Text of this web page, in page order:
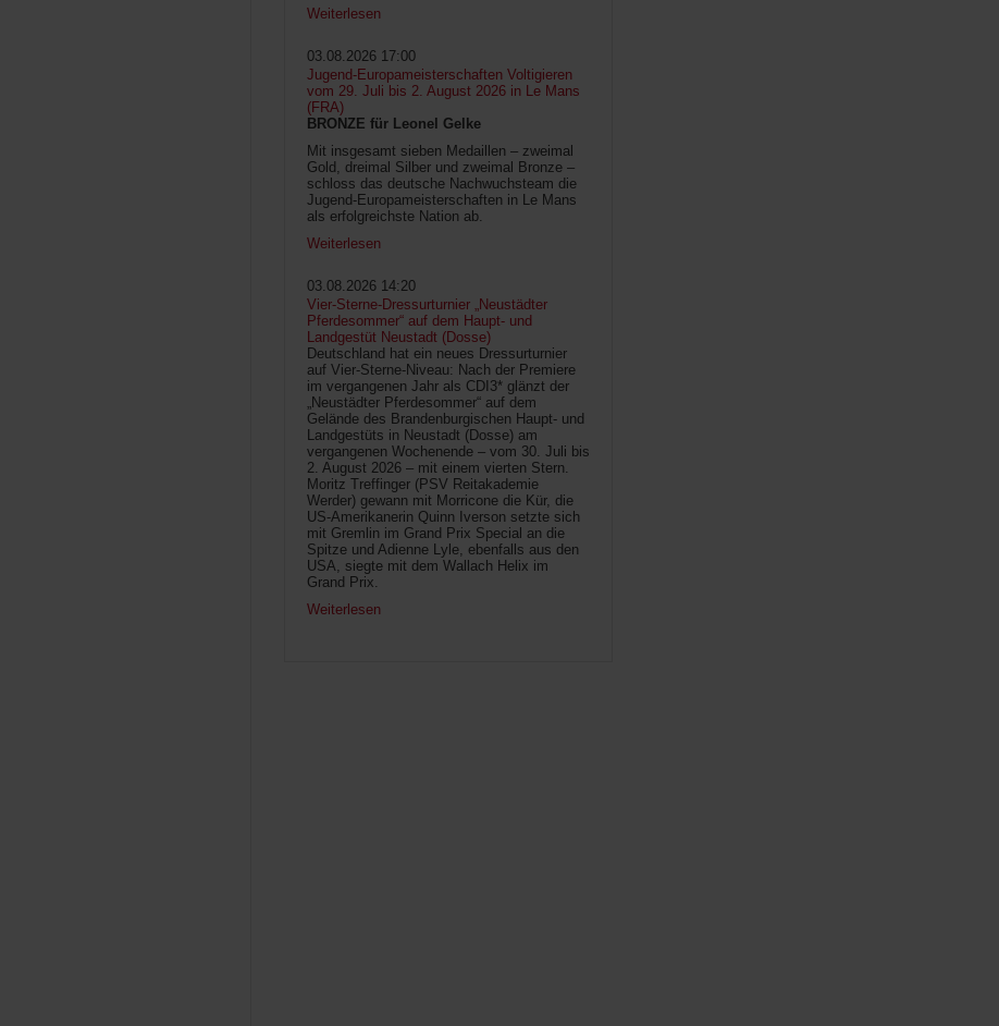
Weiterlesen
03.08.2026 17:00
Jugend-Europameisterschaften Voltigieren
vom 29. Juli bis 2. August 2026 in Le Mans
(FRA)
BRONZE für Leonel Gelke
Mit insgesamt sieben Medaillen – zweimal
Gold, dreimal Silber und zweimal Bronze –
schloss das deutsche Nachwuchsteam die
Jugend-Europameisterschaften in Le Mans
als erfolgreichste Nation ab.
Weiterlesen
03.08.2026 14:20
Vier-Sterne-Dressurturnier „Neustädter
Pferdesommer“ auf dem Haupt- und
Landgestüt Neustadt (Dosse)
Deutschland hat ein neues Dressurturnier
auf Vier-Sterne-Niveau: Nach der Premiere
im vergangenen Jahr als CDI3* glänzt der
„Neustädter Pferdesommer“ auf dem
Gelände des Brandenburgischen Haupt- und
Landgestüts in Neustadt (Dosse) am
vergangenen Wochenende – vom 30. Juli bis
2. August 2026 – mit einem vierten Stern.
Moritz Treffinger (PSV Reitakademie
Werder) gewann mit Morricone die Kür, die
US-Amerikanerin Quinn Iverson setzte sich
mit Gremlin im Grand Prix Special an die
Spitze und Adienne Lyle, ebenfalls aus den
USA, siegte mit dem Wallach Helix im
Grand Prix.
Weiterlesen